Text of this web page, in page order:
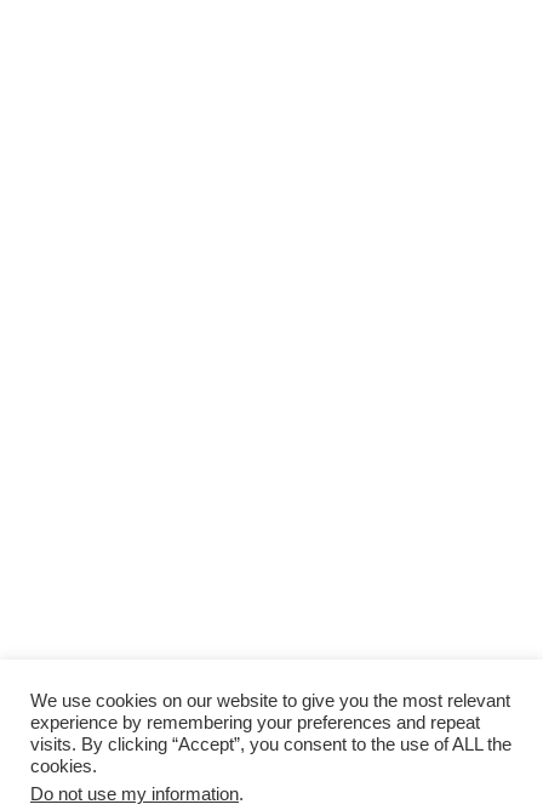
We use cookies on our website to give you the most relevant
experience by remembering your preferences and repeat
visits. By clicking “Accept”, you consent to the use of ALL the
cookies.
Do not use my information.